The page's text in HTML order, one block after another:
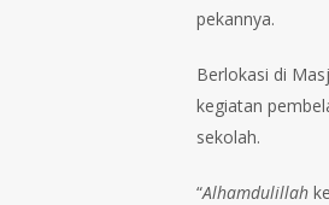
pekannya.
Berlokasi di
kegiatan
sekolah.
“Alhamdulillah